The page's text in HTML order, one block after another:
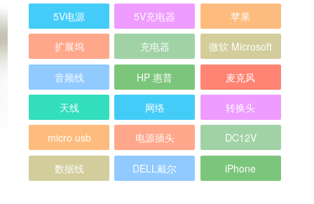
5V电源 5V充电器 苹果
扩展坞 充电器 微软 Microsoft
音频线 HP 惠普 麦克风
天线 网络 转换头
micro usb 电源插头 DC12V
数据线 DELL戴尔 iPhone